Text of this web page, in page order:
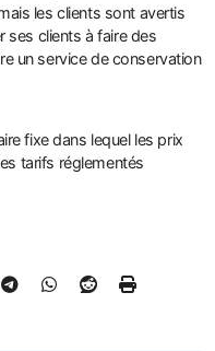
les clients sont avertis
ses clients à faire des
un service de conservation
fixe dans lequel les prix
tarifs réglementés